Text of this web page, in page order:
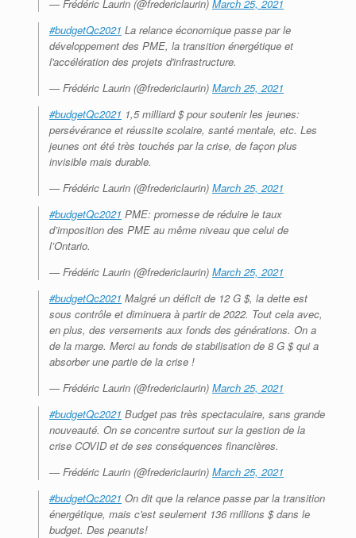
— Frédéric Laurin (@fredericlaurin) March 25, 2021
#budgetQc2021 La relance économique passe par le
développement des PME, la transition énergétique et
l'accélération des projets d'infrastructure.
— Frédéric Laurin (@fredericlaurin) March 25, 2021
#budgetQc2021 1,5 milliard $ pour soutenir les jeunes:
persévérance et réussite scolaire, santé mentale, etc. Les
jeunes ont été très touchés par la crise, de façon plus
invisible mais durable.
— Frédéric Laurin (@fredericlaurin) March 25, 2021
#budgetQc2021 PME: promesse de réduire le taux
d’imposition des PME au même niveau que celui de
l’Ontario.
— Frédéric Laurin (@fredericlaurin) March 25, 2021
#budgetQc2021 Malgré un déficit de 12 G $, la dette est
sous contrôle et diminuera à partir de 2022. Tout cela avec,
en plus, des versements aux fonds des générations. On a
de la marge. Merci au fonds de stabilisation de 8 G $ qui a
absorber une partie de la crise !
— Frédéric Laurin (@fredericlaurin) March 25, 2021
#budgetQc2021 Budget pas très spectaculaire, sans grande
nouveauté. On se concentre surtout sur la gestion de la
crise COVID et de ses conséquences financières.
— Frédéric Laurin (@fredericlaurin) March 25, 2021
#budgetQc2021 On dit que la relance passe par la transition
énergétique, mais c'est seulement 136 millions $ dans le
budget. Des peanuts!